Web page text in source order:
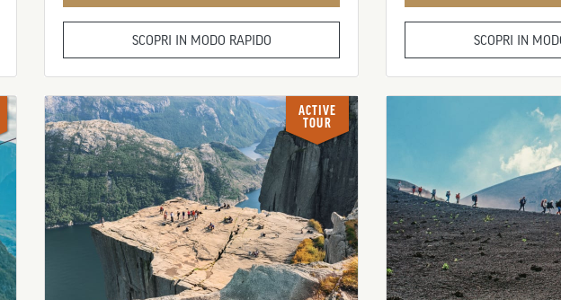
SCOPRI IN MODO RAPIDO SCOPRI IN
ACTIVE
TOUR